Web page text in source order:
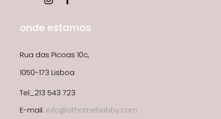
onde estamos
Rua das Picoas 10c,
1050-173 Lisboa
Tel_213 543 723
E-mail: info@athomehobby.com